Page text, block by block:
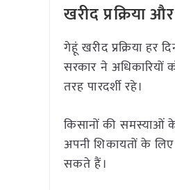
खरीद प्रक्रिया
गेहूं खरीद प्रक्रिया
सरकार ने अधिकारियों
तरह पारदर्शी रहे।
किसानों की समस्याओं
अपनी शिकायतों के
सकते हैं।